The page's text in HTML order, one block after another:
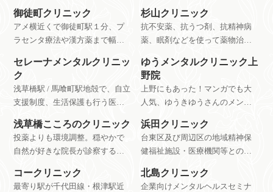
御徒町クリニック
アメ横近くで御徒町駅１分、プ
ラセンタ療法や漢方薬まで幅広
療内科。
杉山クリニック
抗不安薬、抗うつ剤、抗精神病
薬、眠剤などを使って薬物治療
やすい薬、危険な薬のむやみな
投薬をすすめないとのこと。
セレーナメンタルクリニッ
ク
浅草橋駅 / 馬喰町駅地殻で、自立
支援制度、生活保護も行う医療
ゆうメンタルクリニック上
野院
上野にもあった！マンガでも大
人気、ゆうきゆうさんのメンタ
も評判がいいことがわかります
ね。
浅草橋こころのクリニック
投薬よりも環境調整。穏やかで
自然が好きな院長が診察する、
タルクリニック。
浜田クリニック
台東区及び周辺区の地域精神保
健福祉施設・医療機関等との連
ます。
コークリニック
最寄り駅が千代田線・根津駅近
北島クリニック
企業向けメンタルヘルスセミナ